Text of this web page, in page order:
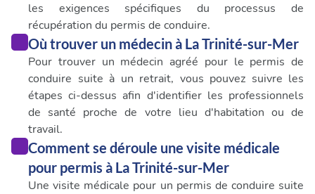
les exigences spécifiques du processus de
récupération du permis de conduire.
Où trouver un médecin à La Trinité-sur-Mer
Pour trouver un médecin agréé pour le permis de
conduire suite à un retrait, vous pouvez suivre les
étapes ci-dessus afin d'identifier les professionnels
de santé proche de votre lieu d'habitation ou de
travail.
Comment se déroule une visite médicale
pour permis à La Trinité-sur-Mer
Une visite médicale pour un permis de conduire suite